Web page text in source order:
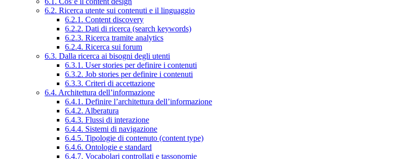
6.2. Ricerca utente sui contenuti e il linguaggio
6.2.1. Content discovery
6.2.2. Dati di ricerca (search keywords)
6.2.3. Ricerca tramite analytics
6.2.4. Ricerca sui forum
6.3. Dalla ricerca ai bisogni degli utenti
6.3.1. User stories per definire i contenuti
6.3.2. Job stories per definire i contenuti
6.3.3. Criteri di accettazione
6.4. Architettura dell’informazione
6.4.1. Definire l’architettura dell’informazione
6.4.2. Alberatura
6.4.3. Flussi di interazione
6.4.4. Sistemi di navigazione
6.4.5. Tipologie di contenuto (content type)
6.4.6. Ontologie e standard
6.4.7. Vocabolari controllati e tassonomie